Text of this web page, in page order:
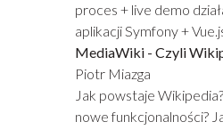
proces + live demo
aplikacji Symfony +
MediaWiki - Czyli
Piotr Miazga
Jak powstaje
nowe funkcjonalności?